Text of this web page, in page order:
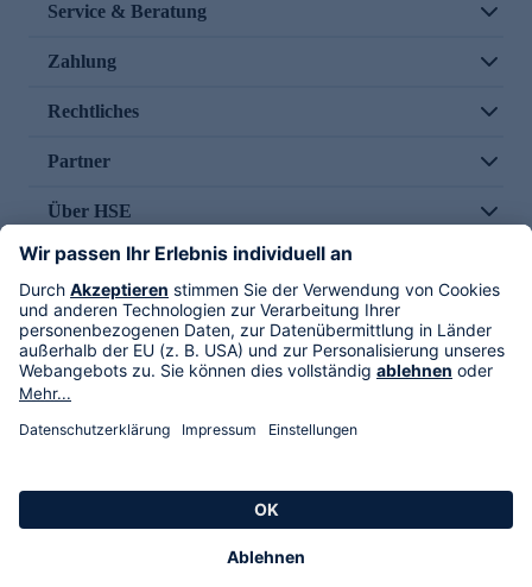
Service & Beratung
Zahlung
Rechtliches
Partner
Über HSE
Im TV
HSE International